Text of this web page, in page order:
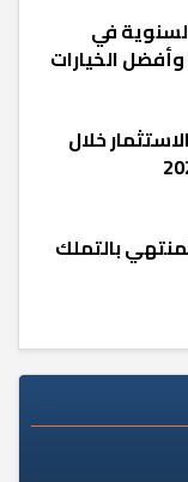
في
وأفضل الخيارات
خلال
بالتملك